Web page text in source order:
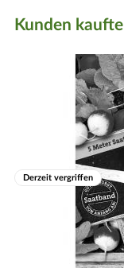
Kunden
Derzeit vergriffen